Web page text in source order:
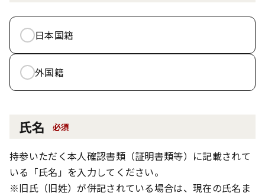
日本国籍
外国籍
氏名 必須
持参いただく本人確認書類（証明書類等）に記載されて
いる「氏名」を入力してください。
※旧氏（旧姓）が併記されている場合は、現在の氏名ま